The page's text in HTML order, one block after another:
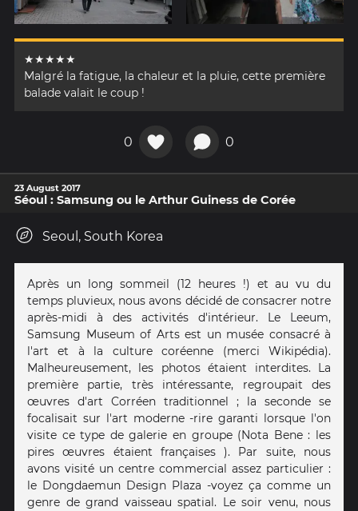
★★★★★
Malgré la fatigue, la chaleur et la pluie, cette première
balade valait le coup !
0 0
23 August 2017
Séoul : Samsung ou le Arthur Guiness de Corée
Seoul, South Korea
Après un long sommeil (12 heures !) et au vu du
temps pluvieux, nous avons décidé de consacrer notre
après-midi à des activités d'intérieur. Le Leeum,
Samsung Museum of Arts est un musée consacré à
l'art et à la culture coréenne (merci Wikipédia).
Malheureusement, les photos étaient interdites. La
première partie, très intéressante, regroupait des
œuvres d'art Corréen traditionnel ; la seconde se
focalisait sur l'art moderne -rire garanti lorsque l'on
visite ce type de galerie en groupe (Nota Bene : les
pires œuvres étaient françaises ). Par suite, nous
avons visité un centre commercial assez particulier :
le Dongdaemun Design Plaza -voyez ça comme un
genre de grand vaisseau spatial. Le soir venu, nous